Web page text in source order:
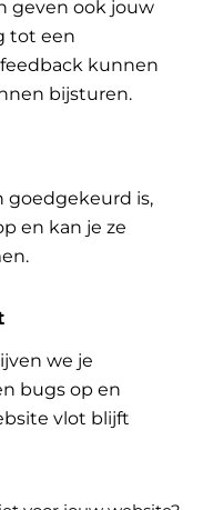
geven ook jouw
tot een
kunnen
bijsturen.
goedgekeurd is,
en kan je ze
we je
bugs op en
vlot blijft